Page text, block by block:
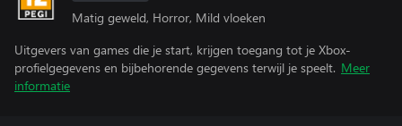
Matig geweld, Horror, Mild vloeken
Uitgevers van games die je start, krijgen toegang tot je Xbox-
profielgegevens en bijbehorende gegevens terwijl je speelt. Meer
informatie